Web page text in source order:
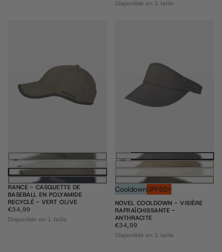
Disponible en 1 taille
Ajouter au panier
RANCE - CASQUETTE DE
BASEBALL EN POLYAMIDE
RECYCLÉ - VERT OLIVE
€34,99
PRIX
RÉGULIER
€34,99
Disponible en 1 taille
Ajouter au
CooldownUPF50+
NOVEL COOLDOWN - VISIÈRE
RAFRAÎCHISSANTE -
ANTHRACITE
€34,99
PRIX
RÉGULIER
€34,99
Disponible en 1 taille